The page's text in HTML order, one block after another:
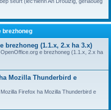
brezhoneg
brezhoneg (1.1.x, 2.x ha 3.x)
e brezhoneg (1.1.x, 2.x ha
Mozilla Thunderbird e
Firefox ha Mozilla Thunderbird e